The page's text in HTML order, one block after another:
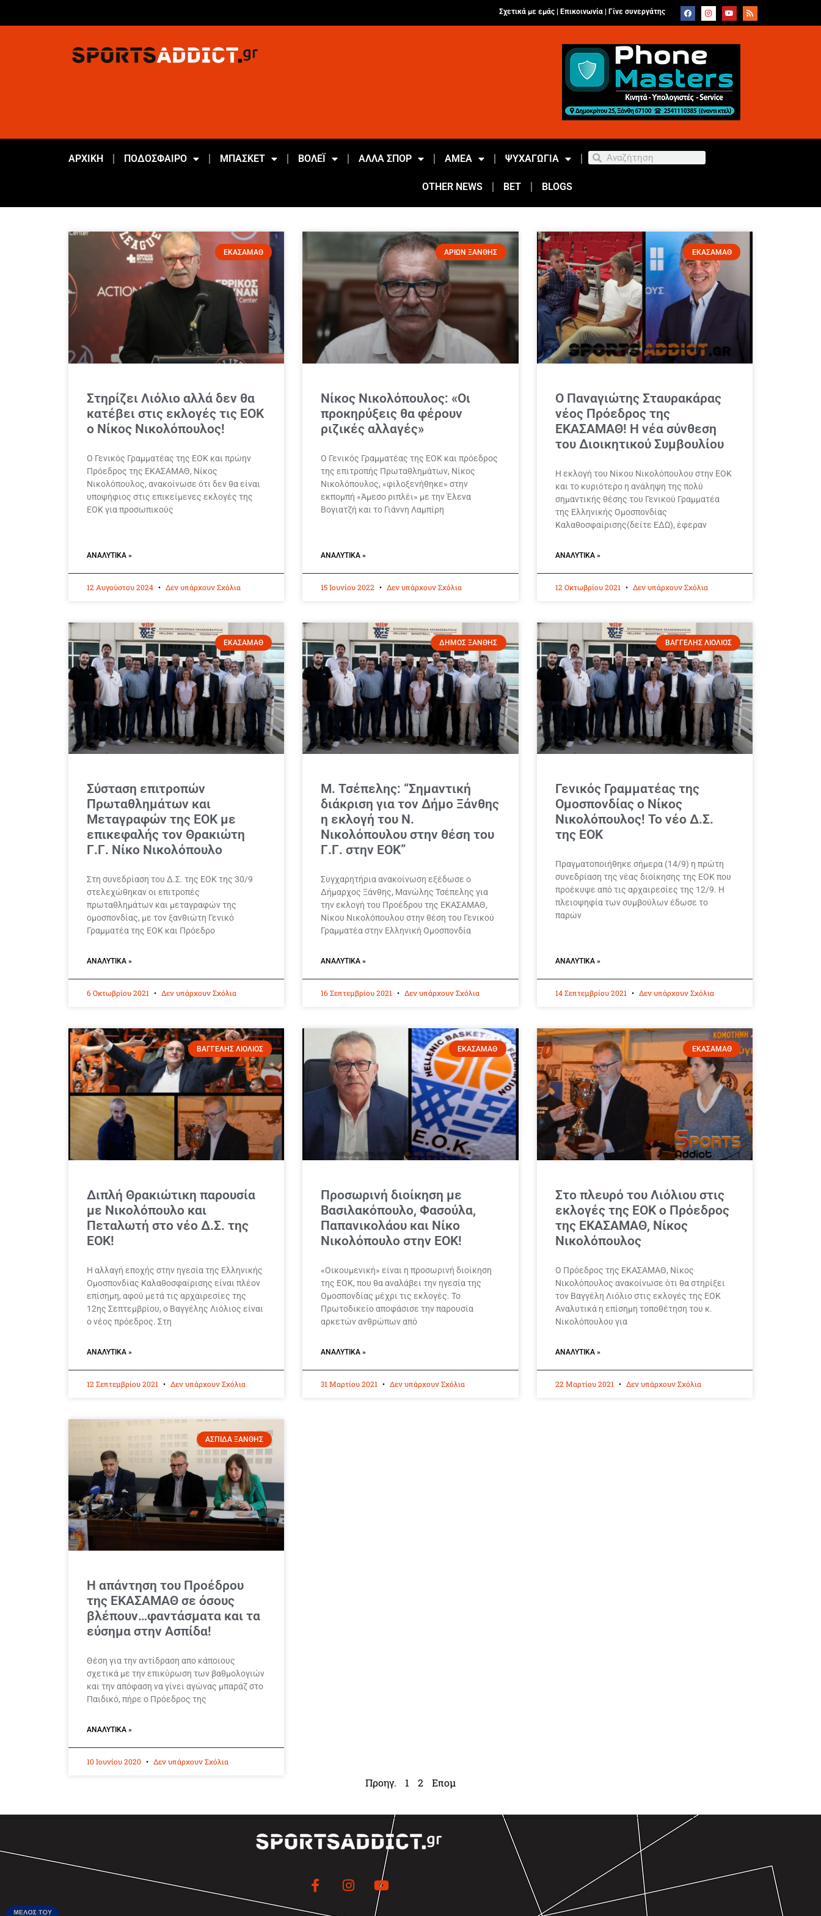
Σχετικά με εμάς | Επικοινωνία Γίνε συνεργάτης
ΑΡΧΙΚΗ ΠΟΔΟΣΦΑΙΡΟ ΜΠΑΣΚΕΤ ΒΟΛΕΪ ΑΛΛΑ ΣΠΟΡ ΑΜΕΑ ΨΥΧΑΓΩΓΙΑ
OTHER NEWS BET BLOGS
ΕΚΑΣΑΜΑΘ
Στηρίζει Λιόλιο αλλά δεν θα
κατέβει στις εκλογές τις ΕΟΚ
ο Νίκος Νικολόπουλος!
Ο Γενικός Γραμματέας της ΕΟΚ και πρώην
Πρόεδρος της ΕΚΑΣΑΜΑΘ, Νίκος
Νικολόπουλος, ανακοίνωσε ότι δεν θα είναι
υποψήφιος στις επικείμενες εκλογές της
ΕΟΚ για προσωπικούς
ΑΝΑΛΥΤΙΚΆ »
12 Αυγούστου 2024 Δεν υπάρχουν Σχόλια
ΑΡΙΩΝ ΞΑΝΘΗΣ
Nίκος Νικολόπουλος: «Οι
προκηρύξεις θα φέρουν
ριζικές αλλαγές»
Ο Γενικός Γραμματέας της ΕΟΚ και πρόεδρος
της επιτροπής Πρωταθλημάτων, Νίκος
Νικολόπουλος, «φιλοξενήθηκε» στην
εκπομπή «Άμεσο ριπλέι» με την Έλενα
Βογιατζή και το Γιάννη Λαμπίρη
ΑΝΑΛΥΤΙΚΆ »
15 Ιουνίου 2022 Δεν υπάρχουν Σχόλια
ΕΚΑΣΑΜΑΘ
Ο Παναγιώτης Σταυρακάρας
νέος Πρόεδρος της
ΕΚΑΣΑΜΑΘ! Η νέα σύνθεση
του Διοικητικού Συμβουλίου
Η εκλογή του Νίκου Νικολόπουλου στην ΕΟΚ
και το κυριότερο η ανάληψη της πολύ
σημαντικής θέσης του Γενικού Γραμματέα
της Ελληνικής Ομοσπονδίας
Καλαθοσφαίρισης(δείτε ΕΔΩ), έφεραν
ΑΝΑΛΥΤΙΚΆ »
12 Οκτωβρίου 2021 Δεν υπάρχουν Σχόλια
ΕΚΑΣΑΜΑΘ
Σύσταση επιτροπών
Πρωταθλημάτων και
Μεταγραφών της ΕΟΚ με
επικεφαλής τον Θρακιώτη
Γ.Γ. Νίκο Νικολόπουλο
Στη συνεδρίαση του Δ.Σ. της ΕΟΚ της 30/9
στελεχώθηκαν οι επιτροπές
πρωταθλημάτων και μεταγραφών της
ομοσπονδίας, με τον ξανθιώτη Γενικό
Γραμματέα της ΕΟΚ και Πρόεδρο
ΑΝΑΛΥΤΙΚΆ »
6 Οκτωβρίου 2021 Δεν υπάρχουν Σχόλια
ΔΗΜΟΣ ΞΑΝΘΗΣ
Μ. Τσέπελης: “Σημαντική
διάκριση για τον Δήμο Ξάνθης
η εκλογή του Ν.
Νικολόπουλου στην θέση του
Γ.Γ. στην ΕΟΚ”
Συγχαρητήρια ανακοίνωση εξέδωσε ο
Δήμαρχος Ξάνθης, Μανώλης Τσέπελης για
την εκλογή του Προέδρου της ΕΚΑΣΑΜΑΘ,
Νίκου Νικολόπουλου στην θέση του Γενικού
Γραμματέα στην Ελληνική Ομοσπονδία
ΑΝΑΛΥΤΙΚΆ »
16 Σεπτεμβρίου 2021 Δεν υπάρχουν Σχόλια
ΒΑΓΓΕΛΗΣ ΛΙΟΛΙΟΣ
Γενικός Γραμματέας της
Ομοσπονδίας ο Νίκος
Νικολόπουλος! Το νέο Δ.Σ.
της ΕΟΚ
Πραγματοποιήθηκε σήμερα (14/9) η πρώτη
συνεδρίαση της νέας διοίκησης της ΕΟΚ που
προέκυψε από τις αρχαιρεσίες της 12/9. Η
πλειοψηφία των συμβούλων έδωσε το
παρών
ΑΝΑΛΥΤΙΚΆ »
14 Σεπτεμβρίου 2021 Δεν υπάρχουν Σχόλια
ΒΑΓΓΕΛΗΣ ΛΙΟΛΙΟΣ
Διπλή Θρακιώτικη παρουσία
με Νικολόπουλο και
Πεταλωτή στο νέο Δ.Σ. της
ΕΟΚ!
Η αλλαγή εποχής στην ηγεσία της Ελληνικής
Ομοσπονδίας Καλαθοσφαίρισης είναι πλέον
επίσημη, αφού μετά τις αρχαιρεσίες της
12ης Σεπτεμβρίου, ο Βαγγέλης Λιόλιος είναι
ο νέος πρόεδρος. Στη
ΑΝΑΛΥΤΙΚΆ »
12 Σεπτεμβρίου 2021 Δεν υπάρχουν Σχόλια
ΕΚΑΣΑΜΑΘ
Προσωρινή διοίκηση με
Βασιλακόπουλο, Φασούλα,
Παπανικολάου και Νίκο
Νικολόπουλο στην ΕΟΚ!
«Οικουμενική» είναι η προσωρινή διοίκηση
της ΕΟΚ, που θα αναλάβει την ηγεσία της
Ομοσπονδίας μέχρι τις εκλογές. Το
Πρωτοδικείο αποφάσισε την παρουσία
αρκετών ανθρώπων από
ΑΝΑΛΥΤΙΚΆ »
31 Μαρτίου 2021 Δεν υπάρχουν Σχόλια
ΕΚΑΣΑΜΑΘ
Στο πλευρό του Λιόλιου στις
εκλογές της ΕΟΚ ο Πρόεδρος
της ΕΚΑΣΑΜΑΘ, Νίκος
Νικολόπουλος
Ο Πρόεδρος της ΕΚΑΣΑΜΑΘ, Νίκος
Νικολόπουλος ανακοίνωσε ότι θα στηρίξει
τον Βαγγέλη Λιόλιο στις εκλογές της ΕΟΚ
Αναλυτικά η επίσημη τοποθέτηση του κ.
Νικολόπουλου για
ΑΝΑΛΥΤΙΚΆ »
22 Μαρτίου 2021 Δεν υπάρχουν Σχόλια
ΑΣΠΙΔΑ ΞΑΝΘΗΣ
Η απάντηση του Προέδρου
της ΕΚΑΣΑΜΑΘ σε όσους
βλέπουν…φαντάσματα και τα
εύσημα στην Ασπίδα!
Θέση για την αντίδραση απο κάποιους
σχετικά με την επικύρωση των βαθμολογιών
και την απόφαση να γίνει αγώνας μπαράζ στο
Παιδικό, πήρε ο Πρόεδρος της
ΑΝΑΛΥΤΙΚΆ »
10 Ιουνίου 2020 Δεν υπάρχουν Σχόλια
Προηγ. 1 2 Επομ